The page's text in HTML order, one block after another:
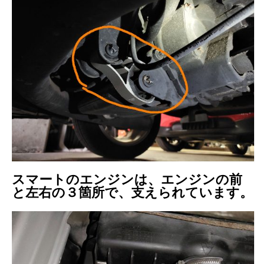
スマートのエンジンは、エンジンの前
と左右の３箇所で、支えられています。